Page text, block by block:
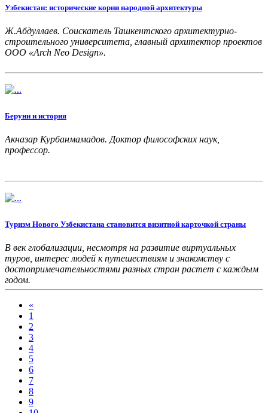
Узбекистан: исторические корни народной архитектуры
Ж.Абдуллаев. Соискатель Ташкентского архитектурно-
строительного университета, главный архитектор проектов
OOO «Arch Neo Design».
Беруни и история
Акназар Курбанмамадов. Доктор философских наук,
профессор.
Туризм Нового Узбекистана становится визитной карточкой страны
В век глобализации, несмотря на развитие виртуальных
туров, интерес людей к путешествиям и знакомству с
достопримечательностями разных стран растет с каждым
годом.
«
1
2
3
4
5
6
7
8
9